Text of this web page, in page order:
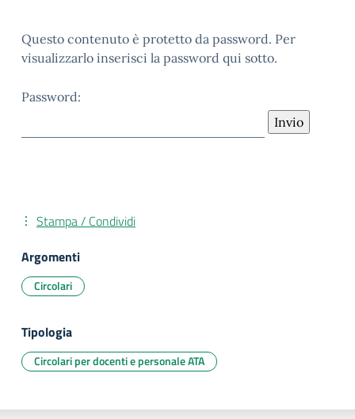
Questo contenuto è protetto da password. Per
visualizzarlo inserisci la password qui sotto.
Password:
Stampa / Condividi
Argomenti
Circolari
Tipologia
Circolari per docenti e personale ATA